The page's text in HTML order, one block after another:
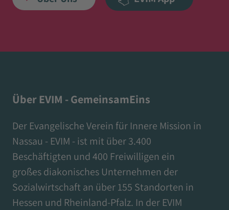
Über EVIM - GemeinsamEins
Der Evangelische Verein für Innere Mission in
Nassau - EVIM - ist mit über 3.400
Beschäftigten und 400 Freiwilligen ein
großes diakonisches Unternehmen der
Sozialwirtschaft an über 155 Standorten in
Hessen und Rheinland-Pfalz. In der EVIM